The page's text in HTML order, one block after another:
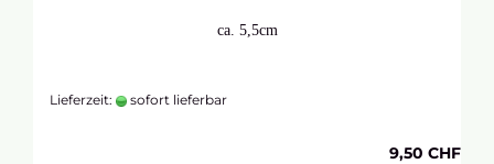
ca. 5,5cm
Lieferzeit: sofort lieferbar
9,50 CHF